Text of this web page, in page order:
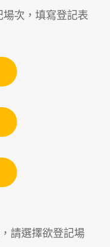
次，填寫登記表
請選擇欲登記場